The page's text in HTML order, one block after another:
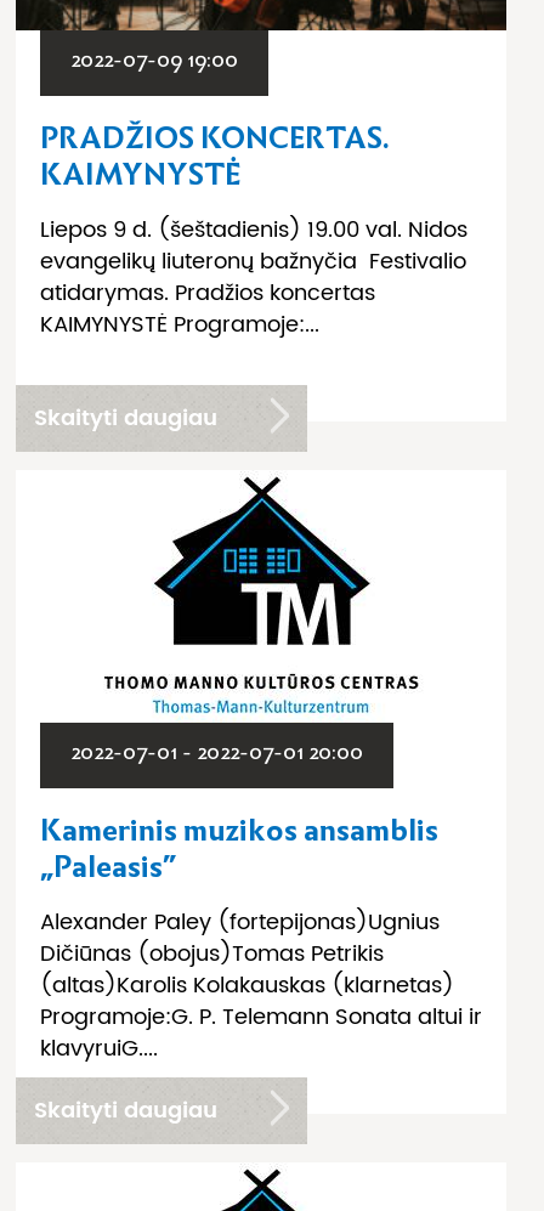
2022-07-09 19:00
PRADŽIOS KONCERTAS.
KAIMYNYSTĖ
Liepos 9 d. (šeštadienis) 19.00 val. Nidos
evangelikų liuteronų bažnyčia Festivalio
atidarymas. Pradžios koncertas
KAIMYNYSTĖ Programoje:...
Skaityti daugiau
2022-07-01 - 2022-07-01 20:00
Kamerinis muzikos ansamblis
„Paleasis”
Alexander Paley (fortepijonas)Ugnius
Dičiūnas (obojus)Tomas Petrikis
(altas)Karolis Kolakauskas (klarnetas)
Programoje:G. P. Telemann Sonata altui ir
klavyruiG....
Skaityti daugiau